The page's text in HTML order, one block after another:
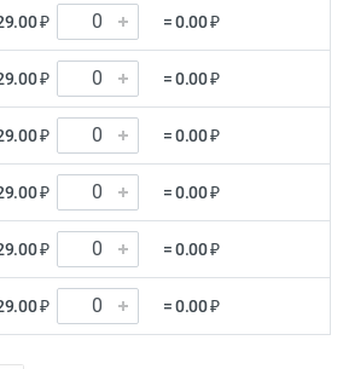
₽ = 0.00 ₽
₽ = 0.00 ₽
₽ = 0.00 ₽
₽ = 0.00 ₽
₽ = 0.00 ₽
₽ = 0.00 ₽